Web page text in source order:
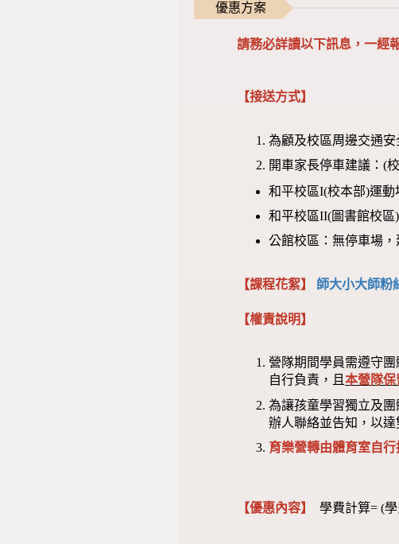
優惠方案
請務必詳讀以下訊息，一經
【接送方式】
為顧及校區周邊交通
開車家長停車建議：(
和平校區I(校本部)運
和平校區II(圖書館校區
公館校區：無停車場
【課程花絮】 師大小大師粉
【權責說明】
營隊期間學員需遵守
自行負責，且本營隊
為讓孩童學習獨立及
辦人聯絡並告知，以達
育樂營轉由體育室自
【優惠內容】 學費計算= (